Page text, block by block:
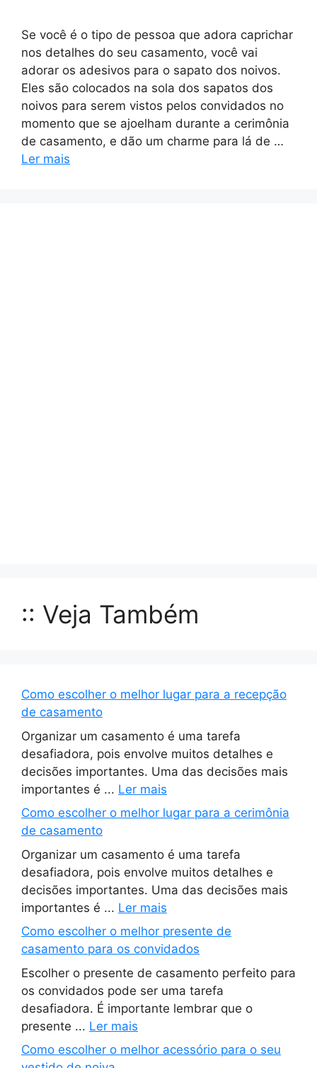
Se você é o tipo de pessoa que adora caprichar
nos detalhes do seu casamento, você vai
adorar os adesivos para o sapato dos noivos.
Eles são colocados na sola dos sapatos dos
noivos para serem vistos pelos convidados no
momento que se ajoelham durante a cerimônia
de casamento, e dão um charme para lá de …
Ler mais
:: Veja Também
Como escolher o melhor lugar para a recepção
de casamento
Organizar um casamento é uma tarefa
desafiadora, pois envolve muitos detalhes e
decisões importantes. Uma das decisões mais
importantes é ... Ler mais
Como escolher o melhor lugar para a cerimônia
de casamento
Organizar um casamento é uma tarefa
desafiadora, pois envolve muitos detalhes e
decisões importantes. Uma das decisões mais
importantes é ... Ler mais
Como escolher o melhor presente de
casamento para os convidados
Escolher o presente de casamento perfeito para
os convidados pode ser uma tarefa
desafiadora. É importante lembrar que o
presente ... Ler mais
Como escolher o melhor acessório para o seu